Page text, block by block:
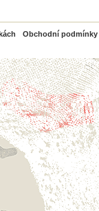
Obchodní podmínky
PayPal